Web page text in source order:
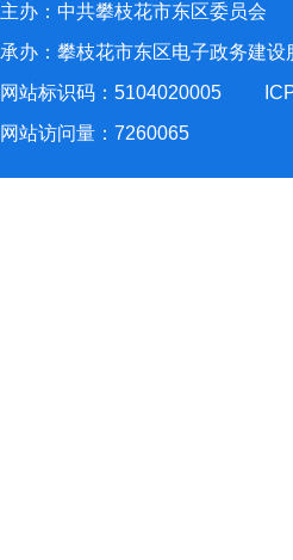
主办：中共攀枝花市东区委员
承办：攀枝花市东区电子政务建
网站标识码：5104020005
网站访问量： 7260065